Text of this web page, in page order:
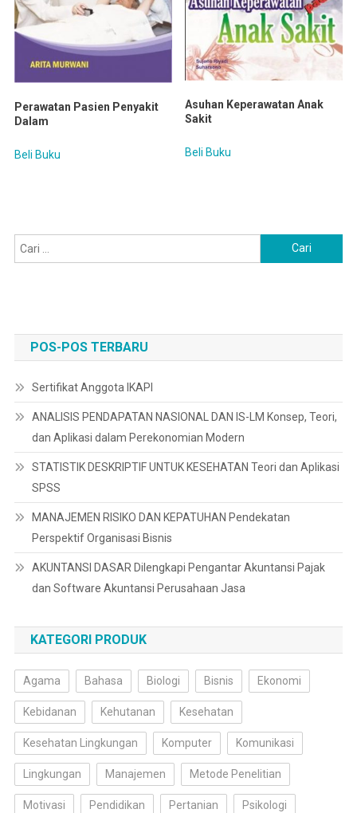
Perawatan Pasien Penyakit
Dalam
Beli Buku
Asuhan Keperawatan Anak
Sakit
Beli Buku
untuk:
POS-POS TERBARU
Sertifikat Anggota IKAPI
ANALISIS PENDAPATAN NASIONAL DAN IS-LM Konsep, Teori,
dan Aplikasi dalam Perekonomian Modern
STATISTIK DESKRIPTIF UNTUK KESEHATAN Teori dan Aplikasi
SPSS
MANAJEMEN RISIKO DAN KEPATUHAN Pendekatan
Perspektif Organisasi Bisnis
AKUNTANSI DASAR Dilengkapi Pengantar Akuntansi Pajak
dan Software Akuntansi Perusahaan Jasa
KATEGORI PRODUK
Agama Bahasa Biologi Bisnis Ekonomi
Kebidanan Kehutanan Kesehatan
Kesehatan Lingkungan Komputer Komunikasi
Lingkungan Manajemen Metode Penelitian
Motivasi Pendidikan Pertanian Psikologi